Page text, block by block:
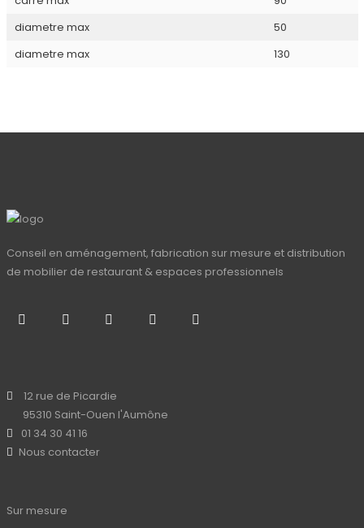
diametre max
50
diametre max
130
Conseil en aménagement, fabrication sur mesure et distribution
de mobilier de restaurant & espaces professionnels
12 rue de Picardie
95310 Saint-Ouen l'Aumône
01 34 30 41 16
Nous contacter
Sur mesure